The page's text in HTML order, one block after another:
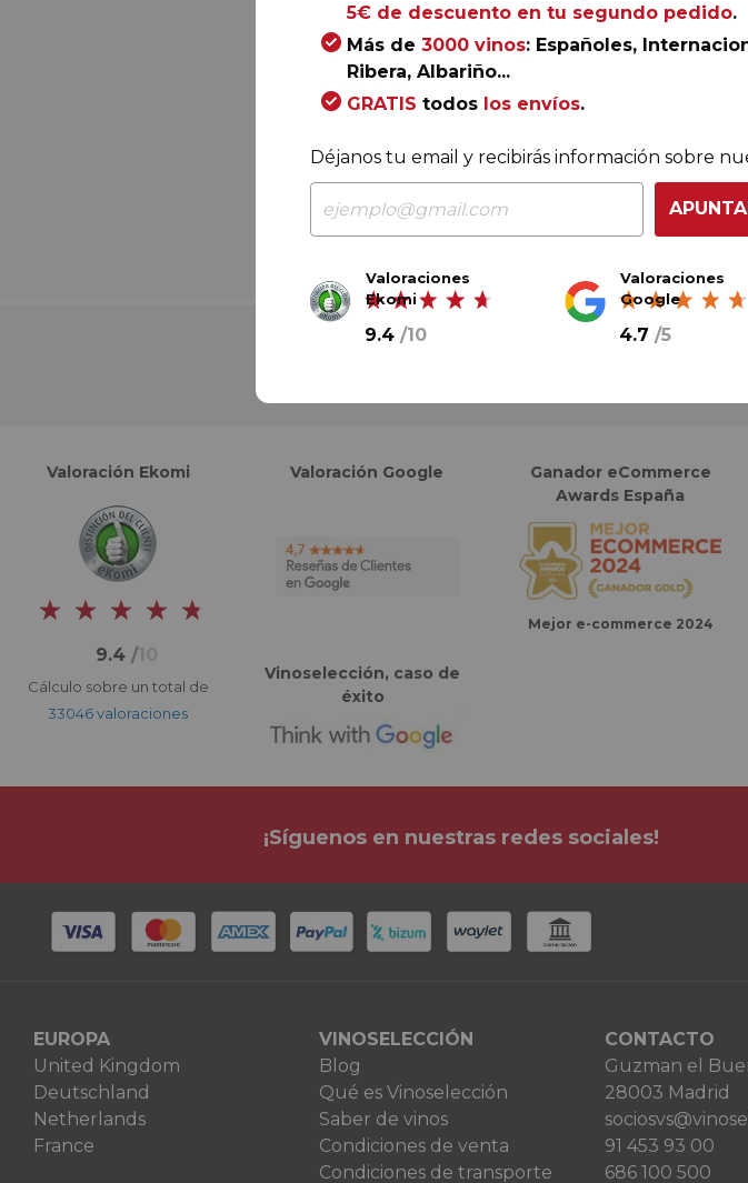
67,60€
33,80€/ botella
COMPRA CON
Valoración Ekomi
9.4 /10
Cálculo sobre un total de
33046 valoraciones
Valoración Google
Vinoselección, caso de
éxito
Ganador eCommerce
Awards España
Mejor e-commerce 2024
¡Síguenos en nuestras redes sociales!
EUROPA
United Kingdom
Deutschland
Netherlands
France
VINOSELECCIÓN
Blog
Qué es Vinoselección
Saber de vinos
Condiciones de venta
Condiciones de transporte
CONTACTO
Guzman el
28003 Madrid
91 453 93 00
686 100 500
5€ de descuento en tu segundo pedido.
Más de 3000 vinos: Españoles,
Ribera, Albariño...
GRATIS todos los envíos.
Déjanos tu email y recibirás información sobre
Valoraciones
Ekomi
9.4 /10
Valoraciones
Google
4.7 /5